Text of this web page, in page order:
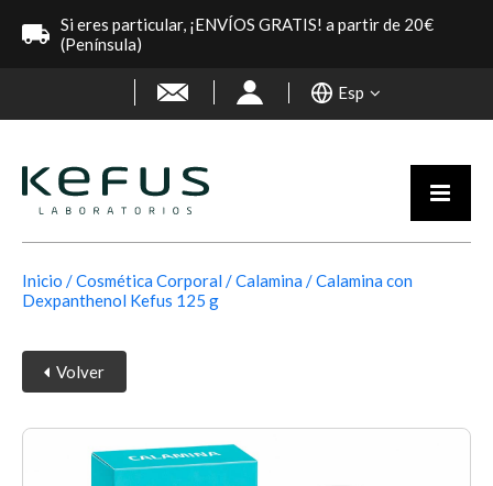
Si eres particular, ¡ENVÍOS GRATIS! a partir de 20€
(Península)
Esp
Inicio Cosmética Corporal Calamina
Calamina con
Dexpanthenol Kefus 125 g
Volver